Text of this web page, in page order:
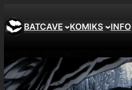
BATCAVE KOMIKS INFO